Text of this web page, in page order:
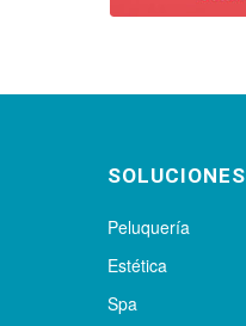
SOLUCIONES
Peluquería
Estética
Spa